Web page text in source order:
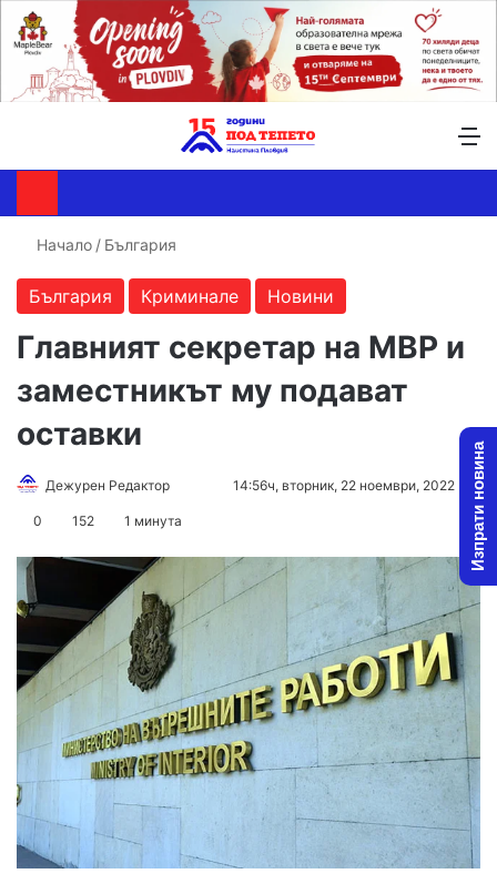
Начало / България
България Криминале Новини
Главният секретар на МВР и
заместникът му подават
оставки
Дежурен Редактор
Send14:56ч, вторник, 22 ноември, 2022
0 152 1 минута Изпрати новина